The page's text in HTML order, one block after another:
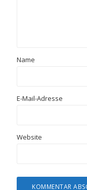
Name
E-Mail-Adresse
Website